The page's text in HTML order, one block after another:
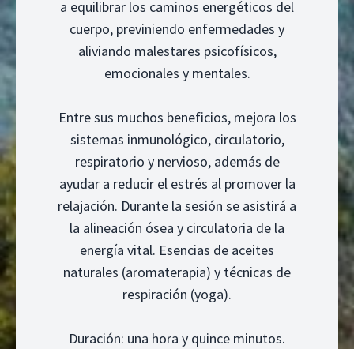
a equilibrar los caminos energéticos del
cuerpo, previniendo enfermedades y
aliviando malestares psicofísicos,
emocionales y mentales.
Entre sus muchos beneficios, mejora los
sistemas inmunológico, circulatorio,
respiratorio y nervioso, además de
ayudar a reducir el estrés al promover la
relajación. Durante la sesión se asistirá a
la alineación ósea y circulatoria de la
energía vital. Esencias de aceites
naturales (aromaterapia) y técnicas de
respiración (yoga).
Duración: una hora y quince minutos.